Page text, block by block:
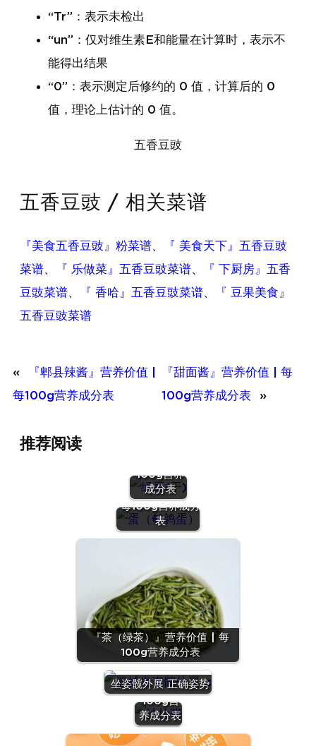
“Tr”：表示未检出
“un”：仅对维生素E和能量在计算时，表示不
能得出结果
“0”：表示测定后修约的 0 值，计算后的 0
值，理论上估计的 0 值。
五香豆豉
五香豆豉 / 相关菜谱
『美食五香豆豉』粉菜谱、
『 美食天下』五香豆豉
菜谱、 『 乐做菜』五香豆豉菜谱、
『 下厨房』五香
豆豉菜谱、 『 香哈』五香豆豉菜谱、
『 豆果美食』
五香豆豉菜谱
«
『郫县辣酱』营养价值 |
每100g营养成分表
『甜面酱』营养价值 | 每
100g营养成分表
»
推荐阅读
100g营养
成分表
『蛋（鹌鹑
蛋）』营养价值 |
每100g营养成分
表
『茶（绿茶）』营养价值 | 每
100g营养成分表
坐姿髋外展 正确姿势
『沙拉
酱』营养
价值 | 每
100g营
养成分表